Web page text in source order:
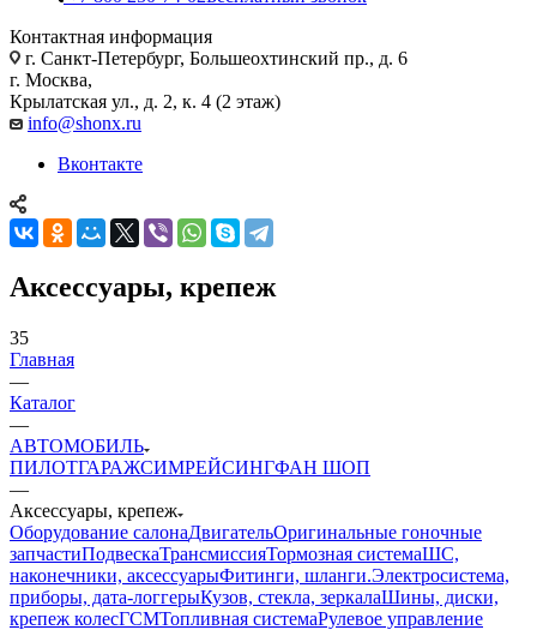
Контактная информация
г. Санкт-Петербург, Большеохтинский пр., д. 6
г. Москва,
Крылатская ул., д. 2, к. 4 (2 этаж)
info@shonx.ru
Вконтакте
Аксессуары, крепеж
35
Главная
—
Каталог
—
АВТОМОБИЛЬ
ПИЛОТГАРАЖСИМРЕЙСИНГФАН ШОП
—
Аксессуары, крепеж
Оборудование салонаДвигательОригинальные гоночные
запчастиПодвескаТрансмиссияТормозная системаШС,
наконечники, аксессуарыФитинги, шланги.Электросистема,
приборы, дата-логгерыКузов, стекла, зеркалаШины, диски,
крепеж колесГСМТопливная системаРулевое управление